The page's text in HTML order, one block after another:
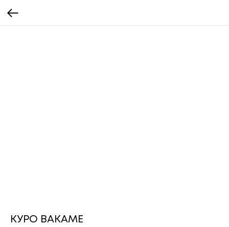
КУРО ВАКАМЕ